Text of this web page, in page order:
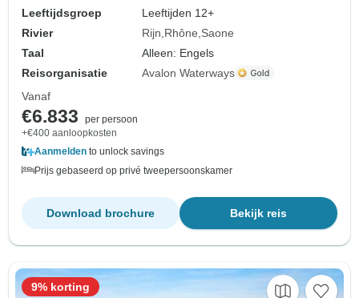
Leeftijdsgroep
Leeftijden 12+
Rivier
Rijn Rhône Saone
Taal
Alleen: Engels
Reisorganisatie
Avalon Waterways
Vanaf
€6.833
per persoon
+€400 aanloopkosten
Aanmelden to unlock savings
Prijs gebaseerd op privé tweepersoonskamer
Bekijk reis
Download brochure
9% korting